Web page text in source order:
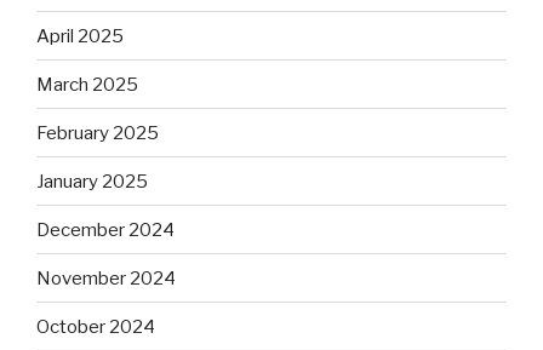
April 2025
March 2025
February 2025
January 2025
December 2024
November 2024
October 2024